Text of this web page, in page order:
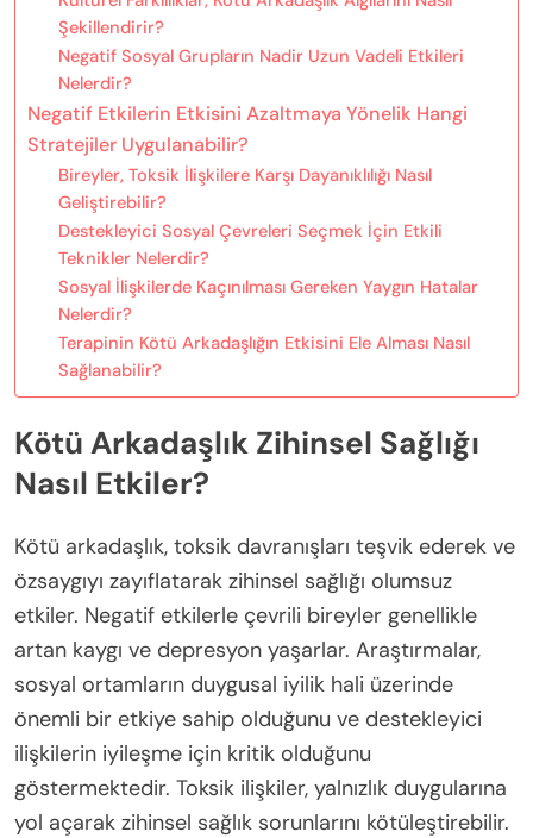
Şekillendirir?
Negatif Sosyal Grupların Nadir Uzun Vadeli Etkileri
Nelerdir?
Negatif Etkilerin Etkisini Azaltmaya Yönelik Hangi
Stratejiler Uygulanabilir?
Bireyler, Toksik İlişkilere Karşı Dayanıklılığı Nasıl
Geliştirebilir?
Destekleyici Sosyal Çevreleri Seçmek İçin Etkili
Teknikler Nelerdir?
Sosyal İlişkilerde Kaçınılması Gereken Yaygın Hatalar
Nelerdir?
Terapinin Kötü Arkadaşlığın Etkisini Ele Alması Nasıl
Sağlanabilir?
Kötü Arkadaşlık Zihinsel Sağlığı
Nasıl Etkiler?
Kötü arkadaşlık, toksik davranışları teşvik ederek ve
özsaygıyı zayıflatarak zihinsel sağlığı olumsuz
etkiler. Negatif etkilerle çevrili bireyler genellikle
artan kaygı ve depresyon yaşarlar. Araştırmalar,
sosyal ortamların duygusal iyilik hali üzerinde
önemli bir etkiye sahip olduğunu ve destekleyici
ilişkilerin iyileşme için kritik olduğunu
göstermektedir. Toksik ilişkiler, yalnızlık duygularına
yol açarak zihinsel sağlık sorunlarını kötüleştirebilir.